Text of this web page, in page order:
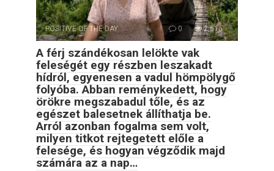
POSITIVE OF THE DAY 0 2,516
A férj szándékosan lelökte vak
feleségét egy részben leszakadt
hídról, egyenesen a vadul hömpölygő
folyóba. Abban reménykedett, hogy
örökre megszabadul tőle, és az
egészet balesetnek állíthatja be.
Arról azonban fogalma sem volt,
milyen titkot rejtegetett előle a
felesége, és hogyan végződik majd
számára az a nap…